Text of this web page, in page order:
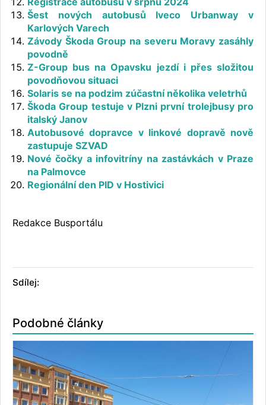
Šest nových autobusů Iveco Urbanway v
Karlových Varech
Závody Škoda Group na severu Moravy zasáhly
povodně
Z-Group bus na Opavsku jezdí i přes složitou
povodňovou situaci
Solaris se na podzim zúčastní několika veletrhů
Škoda Group testuje v Plzni první trolejbusy pro
italský Janov
Autobusové dopravce v linkové dopravě nově
zastupuje SZVAD
Nové čočky a infovitríny na zastávkách v Praze
na Palmovce
Regionální den PID v Hostivici
Redakce Busportálu
Sdílej:
Podobné články